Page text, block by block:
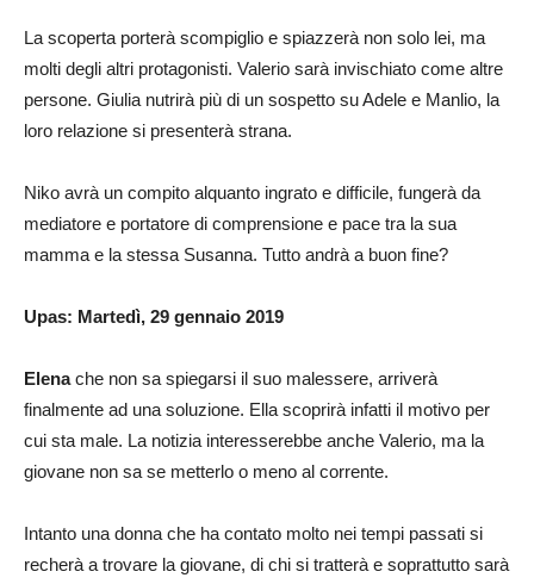
La scoperta porterà scompiglio e spiazzerà non solo lei, ma
molti degli altri protagonisti. Valerio sarà invischiato come altre
persone. Giulia nutrirà più di un sospetto su Adele e Manlio, la
loro relazione si presenterà strana.
Niko avrà un compito alquanto ingrato e difficile, fungerà da
mediatore e portatore di comprensione e pace tra la sua
mamma e la stessa Susanna. Tutto andrà a buon fine?
Upas: Martedì, 29 gennaio 2019
Elenache non sa spiegarsi il suo malessere, arriverà
finalmente ad una soluzione. Ella scoprirà infatti il motivo per
cui sta male. La notizia interesserebbe anche Valerio, ma la
giovane non sa se metterlo o meno al corrente.
Intanto una donna che ha contato molto nei tempi passati si
recherà a trovare la giovane, di chi si tratterà e soprattutto sarà